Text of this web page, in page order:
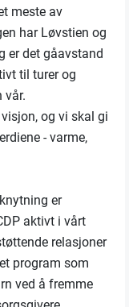
meste av
har Løvstien og
er det gåavstand
til turer og
vår.
og vi skal gi
- varme,
er
aktivt i vårt
relasjoner
program som
ved å fremme